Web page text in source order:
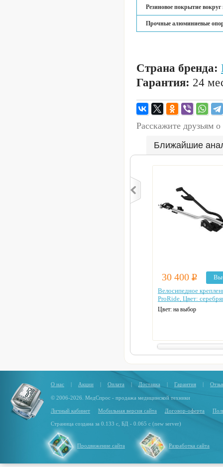
Резиновое покрытие
Прочные алюминиевые
Страна бренда:
Гарантия: 24
Расскажите друзьям
Ближайшие
30 400 Р
Велосипедное
ProRide, Цвет:
Цвет: на выбор
О нас | Акции | Оплата | Доставка | Гарантия |
© 2006-2026. МедСпрос - продажа медицинской техники
Личный кабинет Мобильная версия сайта Договор-оферта
Страница создана за 0.133 с, БД - 0.065 с (new server)
Продвижение сайта Разработка сайта